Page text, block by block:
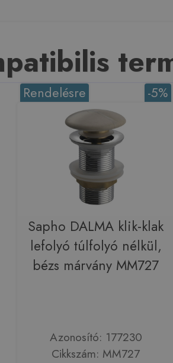
-5%
Rendelésre
Sapho DALMA klik-klak
lefolyó túlfolyó nélkül,
bézs márvány MM727
Azonosító: 177230
Cikkszám: MM727